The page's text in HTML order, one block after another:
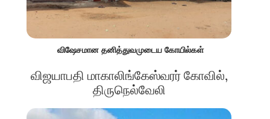
விஷேசமான தனித்துவமுடைய கோயில்கள்
விஜயாபதி மாகாலிங்கேஸ்வரர் கோவில்,
திருநெல்வேலி